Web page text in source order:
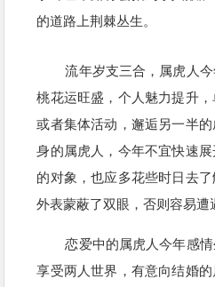
的道路上荆棘丛生。
流年岁支三合，属虎人
桃花运旺盛，个人魅力提升
或者集体活动，邂逅另一半
身的属虎人，今年不宜快速
的对象，也应多花些时日去
外表蒙蔽了双眼，否则容易遭
恋爱中的属虎人今年感
享受两人世界，有意向结婚